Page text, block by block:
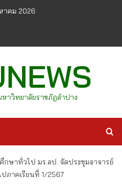
าคม 2026
าวิทยาลัยราชภัฏลำปาง
กษาทั่วไป มร.ลป. จัดประชุมอาจารย์
ภาคเรียนที่ 1/2567